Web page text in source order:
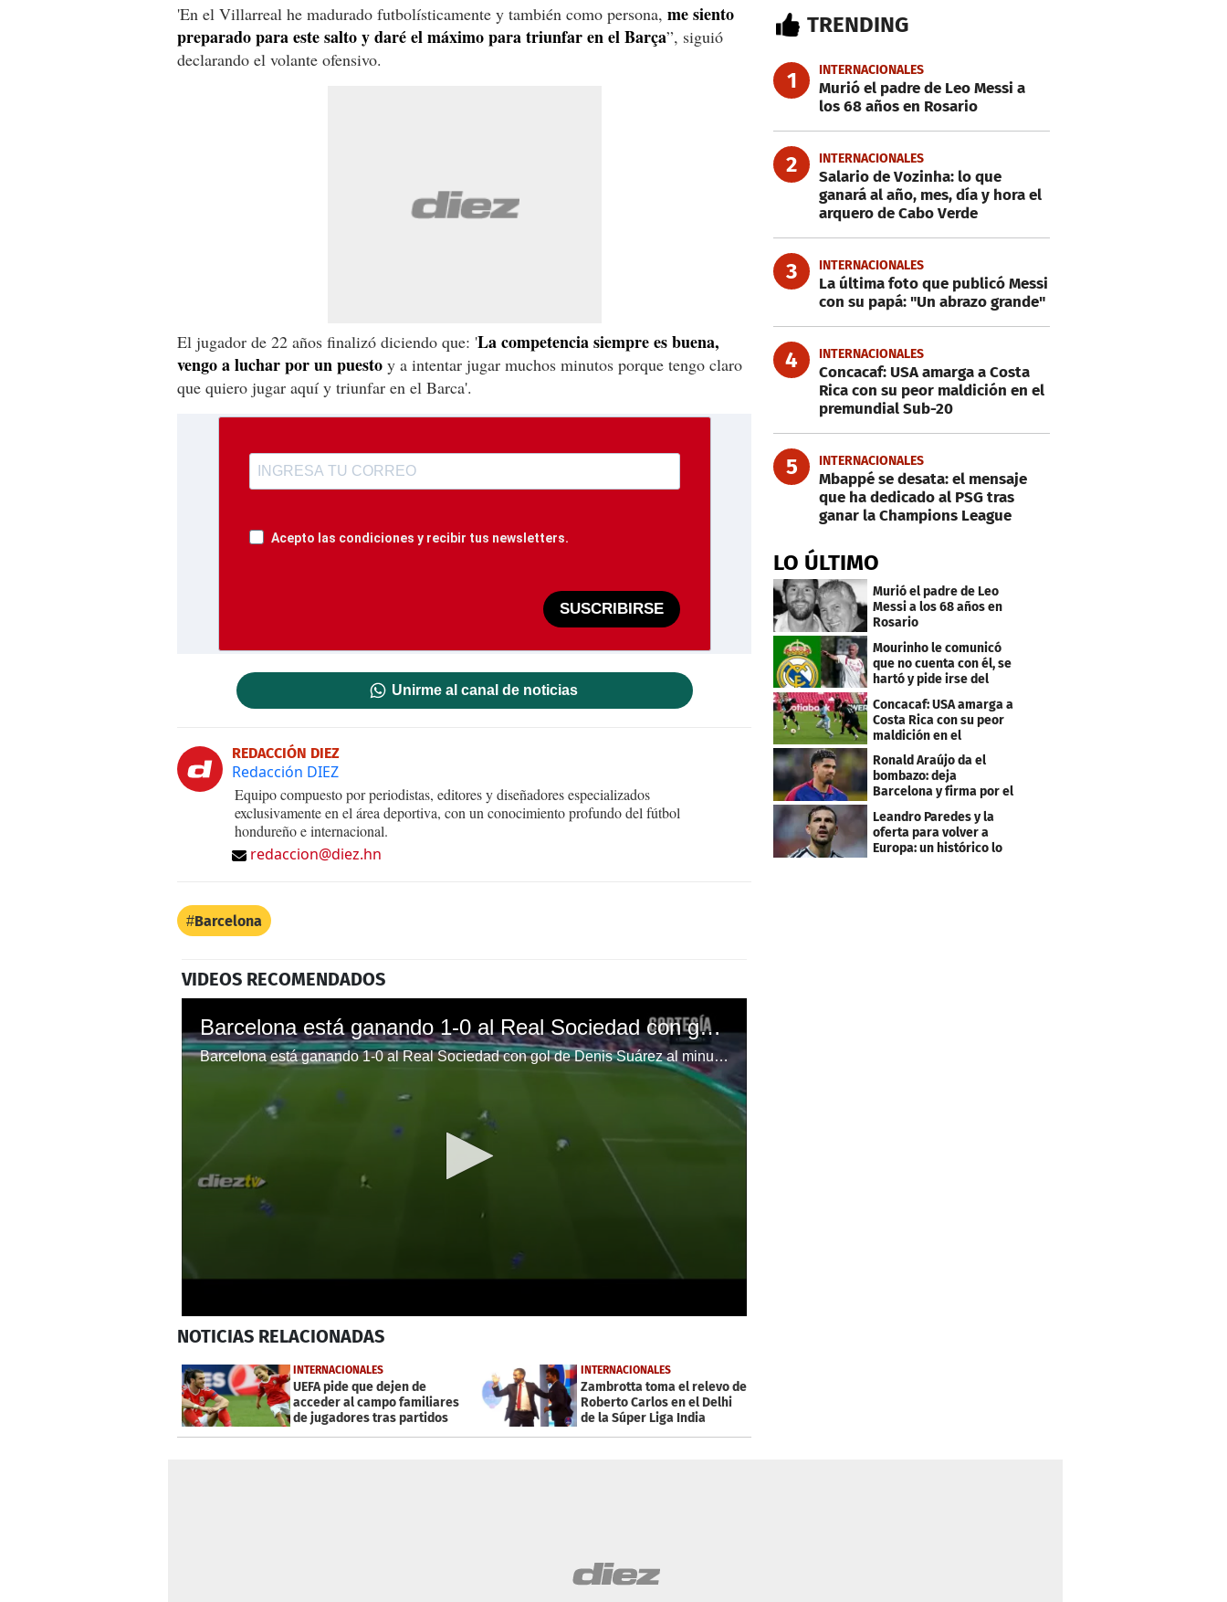
'En el Villarreal he madurado futbolísticamente y también como persona, me siento
preparado para este salto y daré el máximo para triunfar en el Barça”, siguió
declarando el volante ofensivo.
El jugador de 22 años finalizó diciendo que: 'La competencia siempre es buena,
vengo a luchar por un puesto y a intentar jugar muchos minutos porque tengo claro
que quiero jugar aquí y triunfar en el Barca'.
Acepto las condiciones y recibir tus newsletters.
SUSCRIBIRSE
Unirme al canal de noticias
REDACCIÓN DIEZ
Redacción DIEZ
Equipo compuesto por periodistas, editores y diseñadores especializados
exclusivamente en el área deportiva, con un conocimiento profundo del fútbol
hondureño e internacional.
redaccion@diez.hn
Barcelona
VIDEOS RECOMENDADOS
Barcelona está ganando 1-0 al Real Sociedad con gol de Denis Suárez al minuto 38.
Barcelona está ganando 1-0 al Real Sociedad con gol de Denis Suárez al minuto 38.
seconds
40
secondsVolume
0%
NOTICIAS RELACIONADAS
INTERNACIONALES
UEFA pide que dejen de
acceder al campo familiares
de jugadores tras partidos
INTERNACIONALES
Zambrotta toma el relevo de
Roberto Carlos en el Delhi
de la Súper Liga India
TRENDING
1 INTERNACIONALES
Murió el padre de Leo Messi a
los 68 años en Rosario
2 INTERNACIONALES
Salario de Vozinha: lo que
ganará al año, mes, día y hora el
arquero de Cabo Verde
3 INTERNACIONALES
La última foto que publicó Messi
con su papá: "Un abrazo grande"
4 INTERNACIONALES
Concacaf: USA amarga a Costa
Rica con su peor maldición en el
premundial Sub-20
5 INTERNACIONALES
Mbappé se desata: el mensaje
que ha dedicado al PSG tras
ganar la Champions League
LO ÚLTIMO
Murió el padre de Leo
Messi a los 68 años en
Rosario
Mourinho le comunicó
que no cuenta con él, se
hartó y pide irse del
Concacaf: USA amarga a
Costa Rica con su peor
maldición en el
premundial Sub-20
Ronald Araújo da el
bombazo: deja
Barcelona y firma por el
club menos pensado
Leandro Paredes y la
oferta para volver a
Europa: un histórico lo